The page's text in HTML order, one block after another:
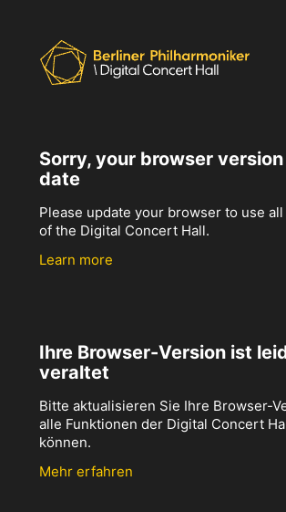
Sorry, your browser
date
Please update your browser to use
of the Digital Concert Hall.
Learn more
Ihre Browser-Version ist
veraltet
Bitte aktualisieren Sie Ihre Browser-
alle Funktionen der Digital Concert
können.
Mehr erfahren